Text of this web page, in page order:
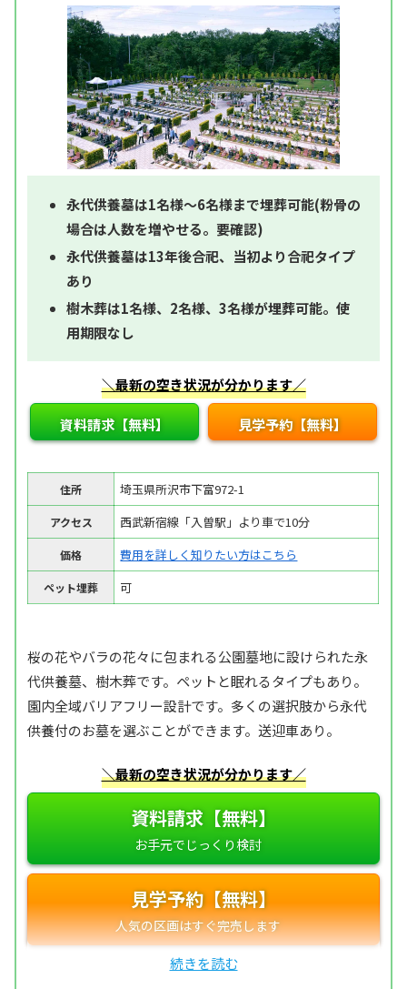
永代供養墓は1名様～6名様まで埋葬可能(粉骨の
場合は人数を増やせる。要確認)
永代供養墓は13年後合祀、当初より合祀タイプ
あり
樹木葬は1名様、2名様、3名様が埋葬可能。使
用期限なし
＼最新の空き状況が分かります／
資料請求【無料】 見学予約【無料】
住所 埼玉県所沢市下富972-1
アクセス 西武新宿線「入曽駅」より車で10分
価格 費用を詳しく知りたい方はこちら
ペット埋葬 可
桜の花やバラの花々に包まれる公園墓地に設けられた永
代供養墓、樹木葬です。ペットと眠れるタイプもあり。
園内全域バリアフリー設計です。多くの選択肢から永代
供養付のお墓を選ぶことができます。送迎車あり。
＼最新の空き状況が分かります／
資料請求【無料】
見学予約【無料】